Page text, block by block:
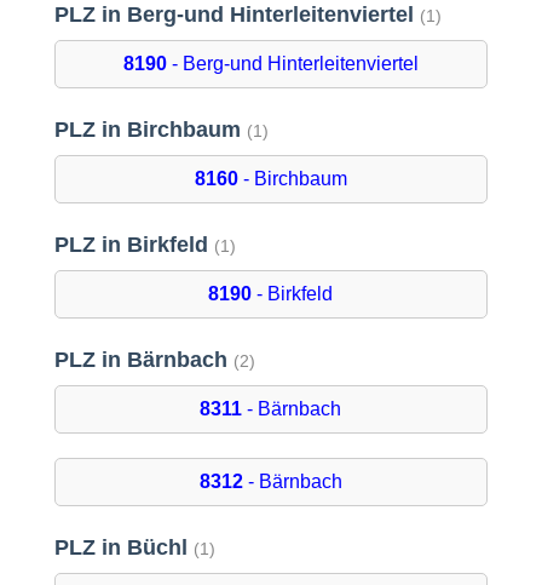
PLZ in Berg-und Hinterleitenviertel (1)
8190- Berg-und Hinterleitenviertel
PLZ in Birchbaum (1)
8160- Birchbaum
PLZ in Birkfeld (1)
8190 - Birkfeld
PLZ in Bärnbach (2)
8311 - Bärnbach
8312- Bärnbach
PLZ in Büchl (1)